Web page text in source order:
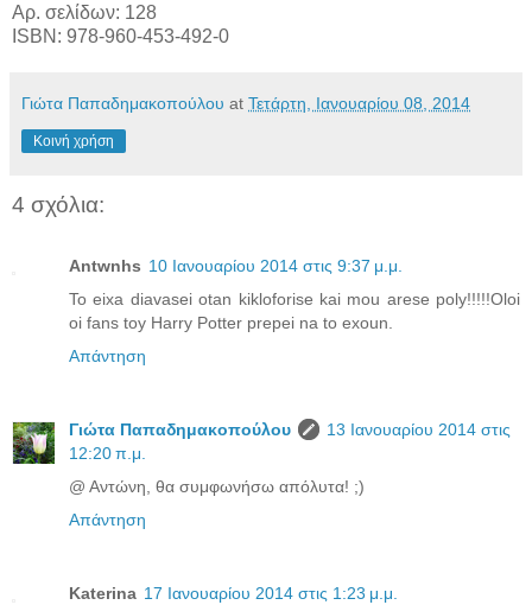
Αρ. σελίδων: 128
ISBN: 978-960-453-492-0
Γιώτα Παπαδημακοπούλου at Τετάρτη, Ιανουαρίου 08, 2014
Κοινή χρήση
4 σχόλια:
Antwnhs 10 Ιανουαρίου 2014 στις 9:37 μ.μ.
To eixa diavasei otan kikloforise kai mou arese poly!!!!!Oloi
oi fans toy Harry Potter prepei na to exoun.
Απάντηση
Γιώτα Παπαδημακοπούλου
13 Ιανουαρίου 2014 στις
12:20 π.μ.
@ Αντώνη, θα συμφωνήσω απόλυτα! ;)
Απάντηση
Katerina 17 Ιανουαρίου 2014 στις 1:23 μ.μ.